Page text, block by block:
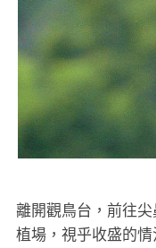
離開觀鳥台，前往
植場，視乎收盛的